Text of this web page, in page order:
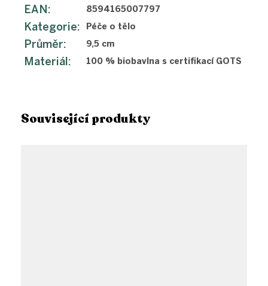
Související produkty
EAN: 8594165007797
Kategorie: Péče o tělo
Průměr: 9,5 cm
Materiál: 100 % biobavlna s certifikací GOTS